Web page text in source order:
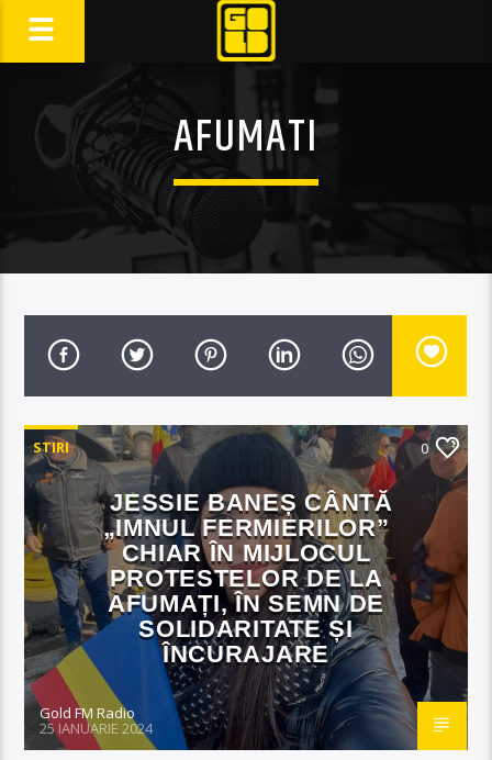
AFUMATI
STIRI 0
JESSIE BANEȘ CÂNTĂ
„IMNUL FERMIERILOR”
CHIAR ÎN MIJLOCUL
PROTESTELOR DE LA
AFUMAȚI, ÎN SEMN DE
SOLIDARITATE ȘI
ÎNCURAJARE
Gold FM Radio
25 IANUARIE 2024